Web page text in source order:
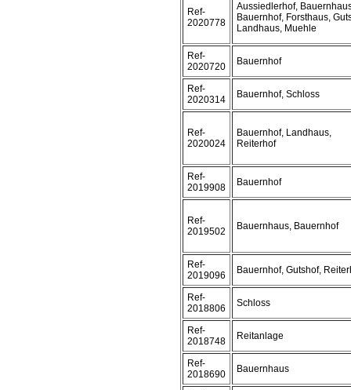
Ref-
2020778
Aussiedlerhof,
Bauernhof, Forsthaus,
Landhaus, Muehle
Ref-
2020720
Bauernhof
Ref-
2020314
Bauernhof, Schloss
Ref-
2020024
Bauernhof, Landhaus,
Reiterhof
Ref-
2019908
Bauernhof
Ref-
2019502
Bauernhaus, Bauernhof
Ref-
2019096
Bauernhof, Gutshof,
Ref-
2018806
Schloss
Ref-
2018748
Reitanlage
Ref-
2018690
Bauernhaus